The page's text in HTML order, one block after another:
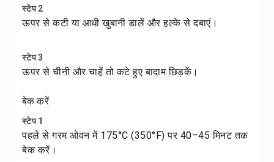
स्टेप 2
ऊपर से कटी या आधी खुबानी डालें और हल्के से दबाएं।
स्टेप 3
ऊपर से चीनी और चाहें तो कटे हुए बादाम छिड़कें।
बेक करें
स्टेप 1
पहले से गरम ओवन में 175°C (350°F) पर 40–45 मिनट तक
बेक करें।